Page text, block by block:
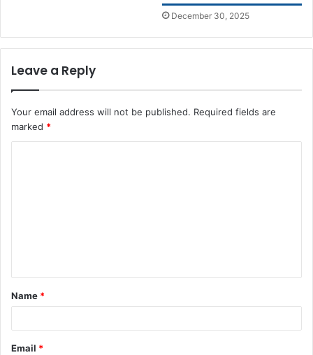
December 30, 2025
Leave a Reply
Your email address will not be published. Required fields are
marked *
t
*
Name *
Email *